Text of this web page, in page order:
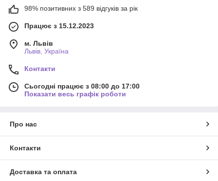
98% позитивних з 589 відгуків за рік
Працює з 15.12.2023
м. Львів
Львів, Україна
Контакти
Сьогодні працює з 08:00 до 17:00
Показати весь графік роботи
Про нас
Контакти
Доставка та оплата